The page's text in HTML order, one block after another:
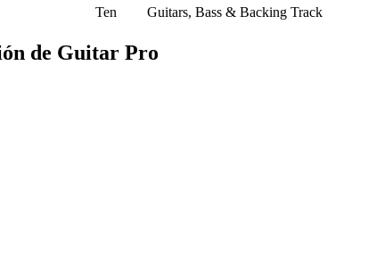
Ten Guitars, Bass & Backing Track
de Guitar Pro